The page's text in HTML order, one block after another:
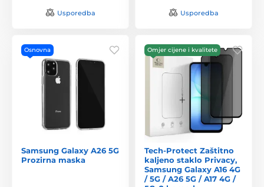
Usporedba Usporedba
Osnovna
Samsung Galaxy A26 5G
Prozirna maska
Omjer cijene i kvalitete
Tech-Protect Zaštitno
kaljeno staklo Privacy,
Samsung Galaxy A16 4G
/ 5G / A26 5G / A17 4G /